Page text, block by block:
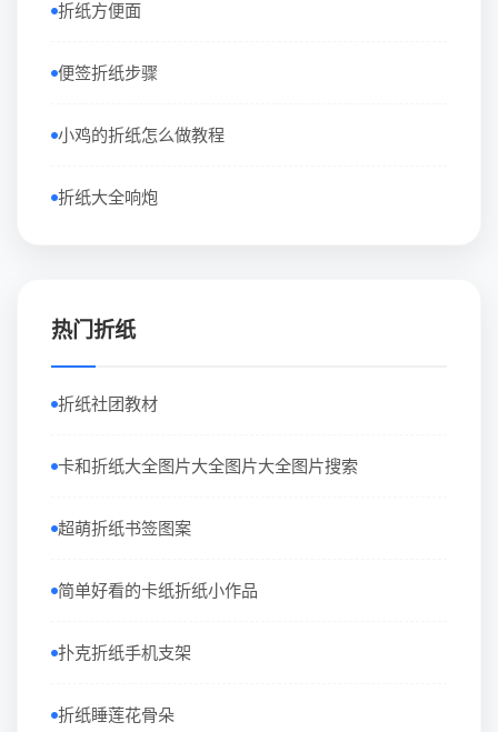
折纸方便面
便签折纸步骤
小鸡的折纸怎么做教程
折纸大全响炮
热门折纸
折纸社团教材
卡和折纸大全图片大全图片大全图片搜索
超萌折纸书签图案
简单好看的卡纸折纸小作品
扑克折纸手机支架
折纸睡莲花骨朵